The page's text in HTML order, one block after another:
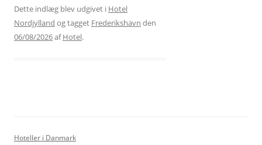
Dette indlæg blev udgivet i Hotel
Nordjylland og tagget Frederikshavn den
06/08/2026afHotel.
Hoteller i Danmark